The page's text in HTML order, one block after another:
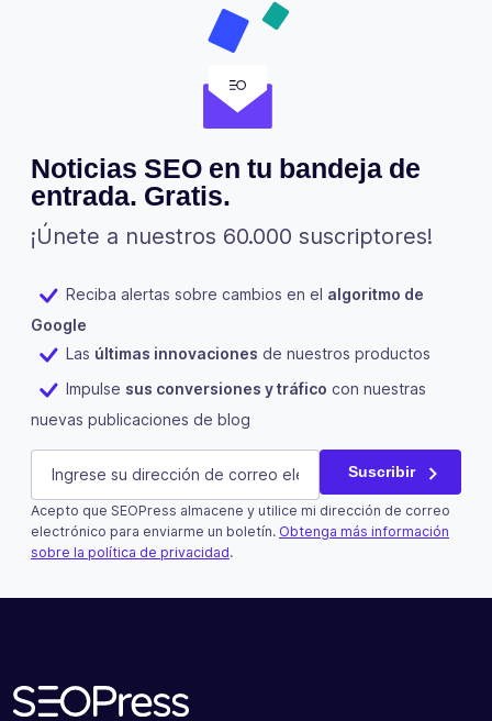
Noticias SEO en tu bandeja de
entrada. Gratis.
¡Únete a nuestros 60.000 suscriptores!
Reciba alertas sobre cambios en el algoritmo de
Google
Las últimas innovaciones de nuestros productos
Impulse sus conversiones y tráfico con nuestras
nuevas publicaciones de blog
Email
Este campo es un campo de validación y debe quedar
E-mail (Obligatorio) Suscribir
Acepto que SEOPress almacene y utilice mi dirección de correo
electrónico para enviarme un boletín. Obtenga más información
sobre la política de privacidad.